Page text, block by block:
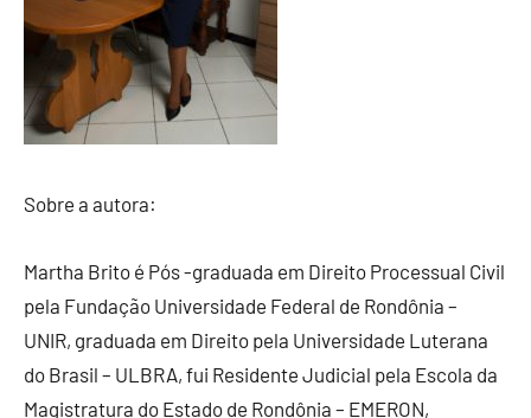
Sobre a autora:
Martha Brito é Pós -graduada em Direito Processual Civil
pela Fundação Universidade Federal de Rondônia –
UNIR, graduada em Direito pela Universidade Luterana
do Brasil – ULBRA, fui Residente Judicial pela Escola da
Magistratura do Estado de Rondônia – EMERON,